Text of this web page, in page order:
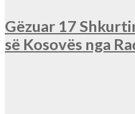
Gëzuar 17
së Kosovës nga